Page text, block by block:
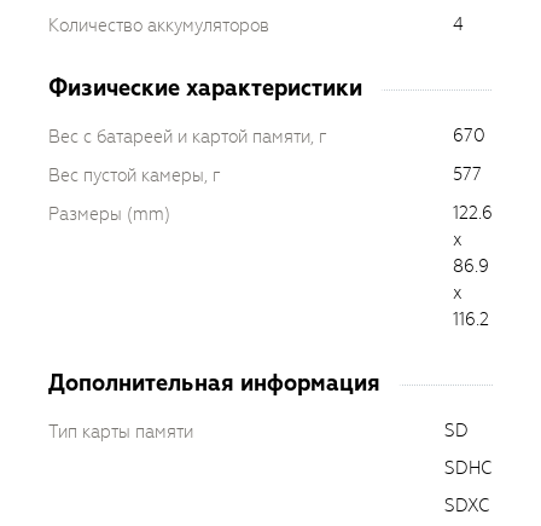
Количество аккумуляторов
4
Физические характеристики
Вес с батареей и картой памяти, г
670
Вес пустой камеры, г
577
Размеры (mm)
122.6
x
86.9
x
116.2
Дополнительная информация
Тип карты памяти
SD
SDHC
SDXC